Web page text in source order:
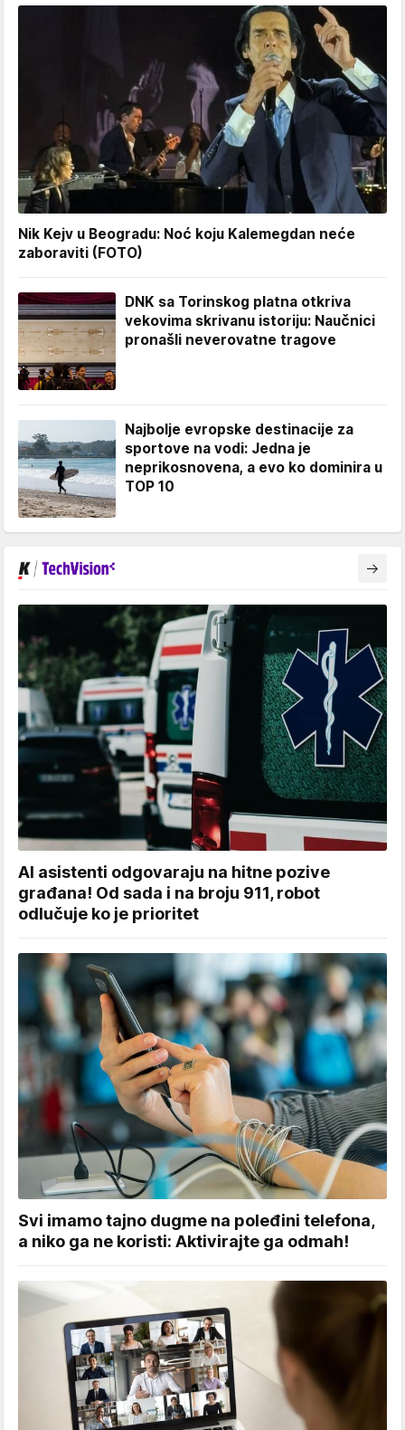
Nik Kejv u Beogradu: Noć koju Kalemegdan neće
zaboraviti (FOTO)
DNK sa Torinskog platna otkriva
vekovima skrivanu istoriju: Naučnici
pronašli neverovatne tragove
Najbolje evropske destinacije za
sportove na vodi: Jedna je
neprikosnovena, a evo ko dominira u
TOP 10
AI asistenti odgovaraju na hitne pozive
građana! Od sada i na broju 911, robot
odlučuje ko je prioritet
Svi imamo tajno dugme na poleđini telefona,
a niko ga ne koristi: Aktivirajte ga odmah!